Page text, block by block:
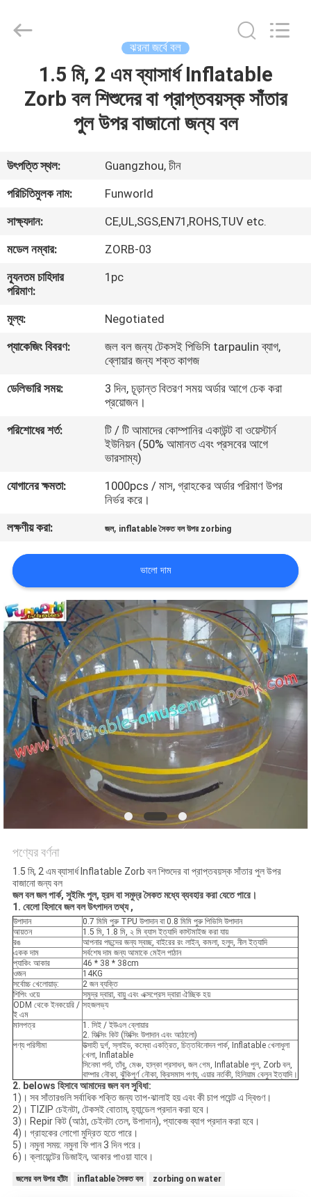
ভিডিও
সম্পর্কে
কারখানা
মান
COMPANY
NEWS
সাইট
PRIVACY
POLICY
Limited.
ঝরনা জর্বে বল
1.5 মি, 2 এম ব্যাসার্ধ Inflatable
Zorb বল শিশুদের বা প্রাপ্তবয়স্ক সাঁতার
পুল উপর বাজানো জন্য বল
উৎপত্তি স্থল:
Guangzhou, চীন
পরিচিতিমুলক নাম:
Funworld
সাক্ষ্যদান:
CE,UL,SGS,EN71,ROHS,TUV etc.
মডেল নম্বার:
ZORB-03
ন্যূনতম চাহিদার
পরিমাণ:
1pc
মূল্য:
Negotiated
প্যাকেজিং বিবরণ:
জল বল জন্য টেকসই পিভিসি tarpaulin ব্যাগ,
ব্লোয়ার জন্য শক্ত কাগজ
ডেলিভারি সময়:
3 দিন, চূড়ান্ত বিতরণ সময় অর্ডার আগে চেক করা
প্রয়োজন।
পরিশোধের শর্ত:
টি / টি আমাদের কোম্পানির একাউন্ট বা ওয়েস্টার্ন
ইউনিয়ন (50% আমানত এবং প্রসবের আগে
ভারসাম্য)
যোগানের ক্ষমতা:
1000pcs / মাস, গ্রাহকের অর্ডার পরিমাণ উপর
নির্ভর করে।
লক্ষণীয় করা:
জল, inflatable সৈকত বল উপর zorbing
ভালো দাম
পণ্যের বর্ণনা
1.5 মি, 2 এম ব্যাসার্ধ Inflatable Zorb বল শিশুদের বা প্রাপ্তবয়স্ক সাঁতার পুল উপর
বাজানো জন্য বল
জল বল জল পার্ক, সুইমিং পুল, হ্রদ বা সমুদ্র সৈকত মধ্যে ব্যবহার করা যেতে পারে।
1. বেলো হিসাবেজল বল উৎপাদন তথ্য ,
উপাদান
0.7 মিমি পুরু TPU উপাদান বা 0.8 মিমি পুরু পিভিসি উপাদান
আয়তন
1.5 মি, 1.8 মি, ২ মি ব্যাস ইত্যাদি কাস্টমাইজ করা যায়
রঙ
আপনার পছন্দের জন্য স্বচ্ছ, বাইরের রং লাইন, কমলা, হলুদ, নীল ইত্যাদি
একক দাম
সর্বশেষ দাম জন্য আমাকে মেইল ​​পাঠান
প্যাকিং আকার
46 * 38 * 38cm
ওজন
14KG
সর্বোচ্চ খেলোয়াড়:
2 জন ব্যক্তি
শিপিং ওয়ে
সমুদ্র দ্বারা, বায়ু এবং এক্সপ্রেস দ্বারা ঐচ্ছিক হয়
ODM থেকে ইনকয়েরি /
ই এম
সহজলভ্য
মালপত্র
1. সিই / ইউএল ব্লোয়ার
2. ফিক্সিং কিট (ফিক্সিং উপাদান এবং আঠালো)
পণ্য পরিসীমা
উত্সাহী দুর্গ, স্লাইড, কম্বো একত্রিত, চিত্তবিনোদন পার্ক, Inflatable খেলাধুলা
খেলা, Inflatable
সিনেমা পর্দা, তাঁবু, মেঞ্চ, হাল্কা প্রসাধন, জল গেম, Inflatable পুল, Zorb বল,
বাম্পার নৌকা, ঝুঁকিপূর্ণ নৌকা, ক্রিসমাস পণ্য, এয়ার নর্তকী, হিলিয়াম বেলুন ইত্যাদি।
2. belows হিসাবে আমাদের জল বল সুবিধা:
1)। সব সাঁতারগুলি সর্বাধিক শক্তি জন্য তাপ-ঝালাই হয় এবং কী চাপ পয়েন্ট এ দ্বিগুণ।
2)। TIZIP চেইনটা, টেকসই বোতাম, হ্যান্ডেল প্রদান করা হবে।
3)। Repir কিট (আঠা, চেইনটা তেল, উপাদান), প্যাকেজ ব্যাগ প্রদান করা হবে।
4)। গ্রাহকের লোগো মুদ্রিত হতে পারে।
5)। নমুনা সময়: নমুনা ফি পান 3 দিন পরে।
6)। ক্লায়েন্টের ডিজাইন, আকার পাওয়া যাবে।
জলের বল উপর হাঁটা inflatable সৈকত বল zorbing on water